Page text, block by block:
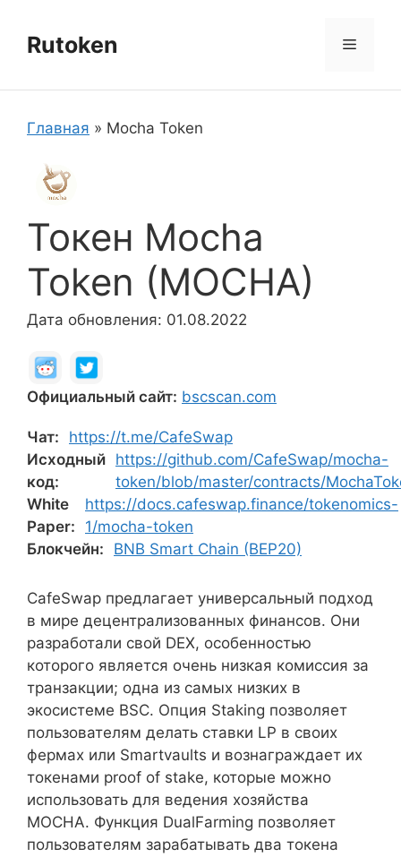
содержимому
Rutoken Меню
Главная » Mocha Token
Токен Mocha
Token (MOCHA)
Дата обновления: 01.08.2022
Официальный сайт: bscscan.com
Чат:
https://t.me/CafeSwap
Исходный
код:
https://github.com/CafeSwap/mocha-
token/blob/master/contracts/
White
Paper:
https://docs.cafeswap.finance/tokenomics-
1/mocha-token
Блокчейн:
BNB Smart Chain (BEP20)
CafeSwap предлагает универсальный подход
в мире децентрализованных финансов. Они
разработали свой DEX, особенностью
которого является очень низкая комиссия за
транзакции; одна из самых низких в
экосистеме BSC. Опция Staking позволяет
пользователям делать ставки LP в своих
фермах или Smartvaults и вознаграждает их
токенами proof of stake, которые можно
использовать для ведения хозяйства
MOCHA. Функция DualFarming позволяет
пользователям зарабатывать два токена